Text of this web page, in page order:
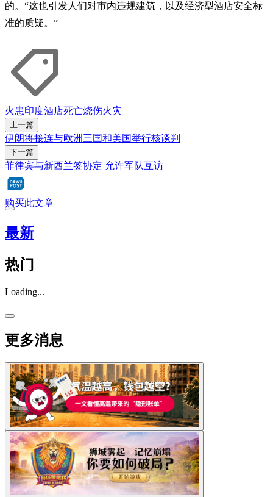
的。“这也引发人们对市内违规建筑，以及经济型酒店安全标
准的质疑。”
火患印度酒店死亡烧伤火灾
上一篇
伊朗将接连与欧洲三国和美国举行核谈判
下一篇
菲律宾与新西兰签协定 允许军队互访
购买此文章
最新
热门
Loading...
更多消息